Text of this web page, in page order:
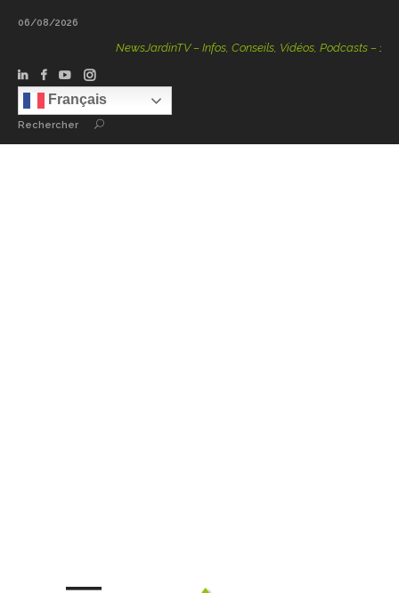
06/08/2026
NewsJardinTV – Infos, Conseils, Vidéos, Podcasts – 100
Français
Rechercher